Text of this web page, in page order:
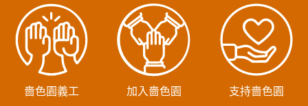
嗇色園義工 加入嗇色園 支持嗇色園